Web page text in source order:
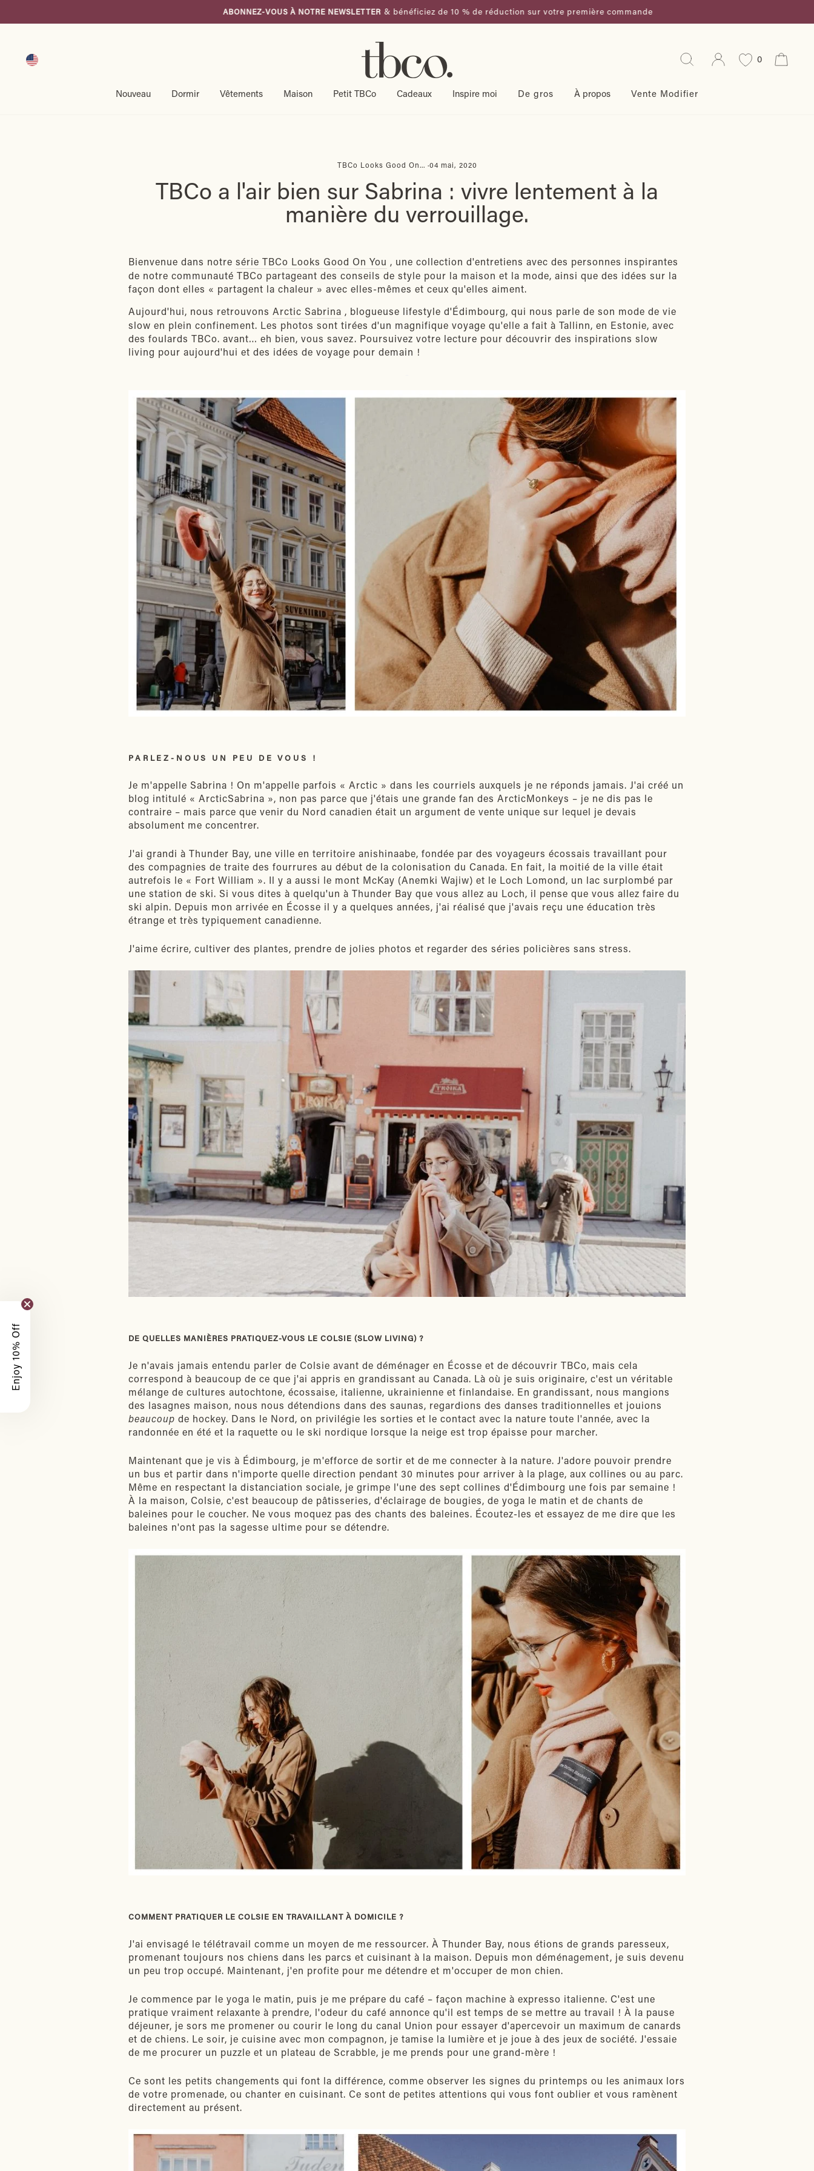
Diaporama
ABONNEZ-VOUS À NOTRE NEWSLETTER & bénéficiez de 10 % de réduction sur votre première commande
RechercherSe connecter
0
Nouveau Dormir Vêtements Maison Petit TBCo Cadeaux Inspire moi De gros À propos Vente Modifier
TBCo Looks Good On... ·04 mai, 2020
TBCo a l'air bien sur Sabrina : vivre lentement à la
manière du verrouillage.
Bienvenue dans notre série TBCo Looks Good On You , une collection d'entretiens avec des personnes inspirantes
de notre communauté TBCo partageant des conseils de style pour la maison et la mode, ainsi que des idées sur la
façon dont elles « partagent la chaleur » avec elles-mêmes et ceux qu'elles aiment.
Aujourd'hui, nous retrouvons Arctic Sabrina , blogueuse lifestyle d'Édimbourg, qui nous parle de son mode de vie
slow en plein confinement. Les photos sont tirées d'un magnifique voyage qu'elle a fait à Tallinn, en Estonie, avec
des foulards TBCo. avant… eh bien, vous savez. Poursuivez votre lecture pour découvrir des inspirations slow
living pour aujourd'hui et des idées de voyage pour demain !
PARLEZ-NOUS UN PEU DE VOUS !
Je m'appelle Sabrina ! On m'appelle parfois « Arctic » dans les courriels auxquels je ne réponds jamais. J'ai créé un
blog intitulé « ArcticSabrina », non pas parce que j'étais une grande fan des ArcticMonkeys – je ne dis pas le
contraire – mais parce que venir du Nord canadien était un argument de vente unique sur lequel je devais
absolument me concentrer.
J'ai grandi à Thunder Bay, une ville en territoire anishinaabe, fondée par des voyageurs écossais travaillant pour
des compagnies de traite des fourrures au début de la colonisation du Canada. En fait, la moitié de la ville était
autrefois le « Fort William ». Il y a aussi le mont McKay (Anemki Wajiw) et le Loch Lomond, un lac surplombé par
une station de ski. Si vous dites à quelqu'un à Thunder Bay que vous allez au Loch, il pense que vous allez faire du
ski alpin. Depuis mon arrivée en Écosse il y a quelques années, j'ai réalisé que j'avais reçu une éducation très
étrange et très typiquement canadienne.
J'aime écrire, cultiver des plantes, prendre de jolies photos et regarder des séries policières sans stress.
DE QUELLES MANIÈRES PRATIQUEZ-VOUS LE COLSIE (SLOW LIVING) ?
Je n'avais jamais entendu parler de Colsie avant de déménager en Écosse et de découvrir TBCo, mais cela
correspond à beaucoup de ce que j'ai appris en grandissant au Canada. Là où je suis originaire, c'est un véritable
mélange de cultures autochtone, écossaise, italienne, ukrainienne et finlandaise. En grandissant, nous mangions
des lasagnes maison, nous nous détendions dans des saunas, regardions des danses traditionnelles et jouions
beaucoup de hockey. Dans le Nord, on privilégie les sorties et le contact avec la nature toute l'année, avec la
randonnée en été et la raquette ou le ski nordique lorsque la neige est trop épaisse pour marcher.
Maintenant que je vis à Édimbourg, je m'efforce de sortir et de me connecter à la nature. J'adore pouvoir prendre
un bus et partir dans n'importe quelle direction pendant 30 minutes pour arriver à la plage, aux collines ou au parc.
Même en respectant la distanciation sociale, je grimpe l'une des sept collines d'Édimbourg une fois par semaine !
À la maison, Colsie, c'est beaucoup de pâtisseries, d'éclairage de bougies, de yoga le matin et de chants de
baleines pour le coucher. Ne vous moquez pas des chants des baleines. Écoutez-les et essayez de me dire que les
baleines n'ont pas la sagesse ultime pour se détendre.
COMMENT PRATIQUER LE COLSIE EN TRAVAILLANT À DOMICILE ?
J'ai envisagé le télétravail comme un moyen de me ressourcer. À Thunder Bay, nous étions de grands paresseux,
promenant toujours nos chiens dans les parcs et cuisinant à la maison. Depuis mon déménagement, je suis devenu
un peu trop occupé. Maintenant, j'en profite pour me détendre et m'occuper de mon chien.
Je commence par le yoga le matin, puis je me prépare du café – façon machine à expresso italienne. C'est une
pratique vraiment relaxante à prendre, l'odeur du café annonce qu'il est temps de se mettre au travail ! À la pause
déjeuner, je sors me promener ou courir le long du canal Union pour essayer d'apercevoir un maximum de canards
et de chiens. Le soir, je cuisine avec mon compagnon, je tamise la lumière et je joue à des jeux de société. J'essaie
de me procurer un puzzle et un plateau de Scrabble, je me prends pour une grand-mère !
Ce sont les petits changements qui font la différence, comme observer les signes du printemps ou les animaux lors
de votre promenade, ou chanter en cuisinant. Ce sont de petites attentions qui vous font oublier et vous ramènent
directement au présent.
Enjoy 10% Off